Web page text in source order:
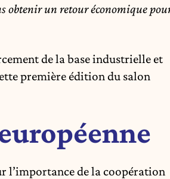
obtenir un retour économique
de la base industrielle et
première édition du salon
l’importance de la coopération